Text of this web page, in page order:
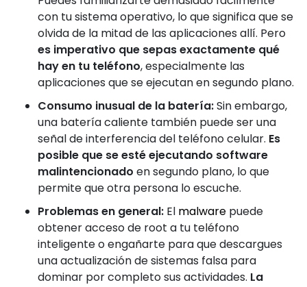
con tu sistema operativo, lo que significa que se
olvida de la mitad de las aplicaciones allí. Pero
es imperativo que sepas exactamente qué
hay en tu teléfono, especialmente las
aplicaciones que se ejecutan en segundo plano.
Consumo inusual de la batería:Sin embargo,
una batería caliente también puede ser una
señal de interferencia del teléfono celular. Es
posible que se esté ejecutando software
malintencionado en segundo plano, lo que
permite que otra persona lo escuche.
Problemas en general: El malware puede
obtener acceso de root a tu teléfono
inteligente o engañarte para que descargues
una actualización de sistemas falsa para
dominar por completo sus actividades. La